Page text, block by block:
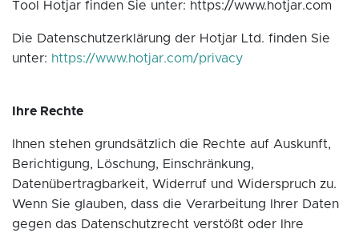
Tool Hotjar finden Sie unter: https://www.hotjar.com
Die Datenschutzerklärung der Hotjar Ltd. finden Sie
unter: https://www.hotjar.com/privacy
Ihre Rechte
Ihnen stehen grundsätzlich die Rechte auf Auskunft,
Berichtigung, Löschung, Einschränkung,
Datenübertragbarkeit, Widerruf und Widerspruch zu.
Wenn Sie glauben, dass die Verarbeitung Ihrer Daten
gegen das Datenschutzrecht verstößt oder Ihre